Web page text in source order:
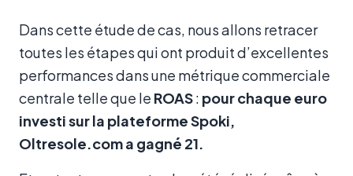
Dans cette étude de cas, nous allons retracer
toutes les étapes qui ont produit d’excellentes
performances dans une métrique commerciale
centrale telle que le ROAS: pour chaque euro
investi sur la plateforme Spoki,
Oltresole.com a gagné 21.